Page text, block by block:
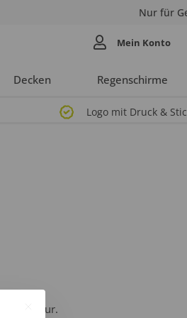
Nur für
Decken Regenschirme
Mein Konto
Logo mit Druck &
Agentur.